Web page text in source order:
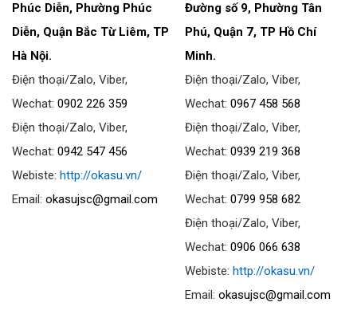
Phúc Diễn, Phường Phúc
Diễn, Quận Bắc Từ Liêm, TP
Hà Nội.
Điện thoại/Zalo, Viber,
Wechat: 0902 226 359
Điện thoại/Zalo, Viber,
Wechat: 0942 547 456
Webiste: http://okasu.vn/
Email: okasujsc@gmail.com
Đường số 9, Phường Tân
Phú, Quận 7, TP Hồ Chí
Minh.
Điện thoại/Zalo, Viber,
Wechat:0967 458 568
Điện thoại/Zalo, Viber,
Wechat:0939 219 368
Điện thoại/Zalo, Viber,
Wechat:0799 958 682
Điện thoại/Zalo, Viber,
Wechat:0906 066 638
Webiste:http://okasu.vn/
Email:okasujsc@gmail.com